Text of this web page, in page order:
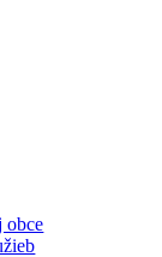
obce